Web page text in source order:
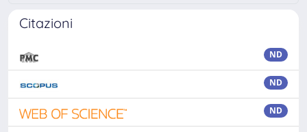
Citazioni
ND
ND
ND